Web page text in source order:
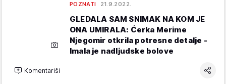
POZNATI 21.9.2022.
GLEDALA SAM SNIMAK NA KOM JE
ONA UMIRALA: Ćerka Merime
Njegomir otkrila potresne detalje -
Imala je nadljudske bolove
Komentariši